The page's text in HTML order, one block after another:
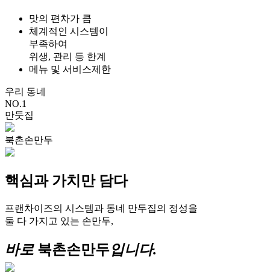
맛의 편차가 큼
체계적인 시스템이
부족하여
위생, 관리 등 한계
메뉴 및 서비스제한
우리 동네
NO.1
만둣집
북촌손만두
핵심과 가치만 담다
프랜차이즈의 시스템과 동네 만두집의 정성을
둘 다 가지고 있는 손만두,
바로 북촌손만두입니다.